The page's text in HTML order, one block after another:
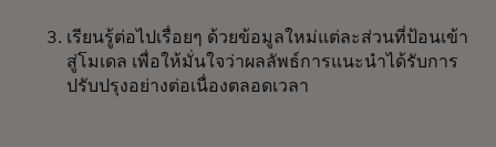
เรียนรู้ต่อไปเรื่อยๆ ด้วยข้อมูลใหม่แต่ละส่วนที่ป้อนเข้า
สู่โมเดล เพื่อให้มั่นใจว่าผลลัพธ์การแนะนำได้รับการ
ปรับปรุงอย่างต่อเนื่องตลอดเวลา